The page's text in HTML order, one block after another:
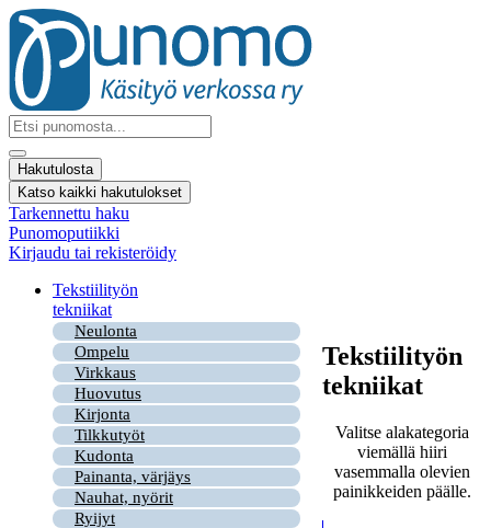
Mene
sisältöön
Search
...
Hakutulosta
Katso kaikki hakutulokset
Tarkennettu haku
Punomoputiikki
Kirjaudu tai rekisteröidy
Tekstiilityön
tekniikat
Neulonta
Ompelu
Virkkaus
Huovutus
Kirjonta
Tilkkutyöt
Kudonta
Painanta, värjäys
Nauhat, nyörit
Ryijyt
Tekstiilityön
tekniikat
Valitse alakategoria
viemällä hiiri
vasemmalla olevien
painikkeiden päälle.